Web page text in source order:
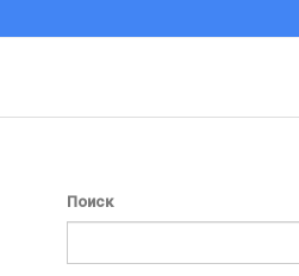
Поиск